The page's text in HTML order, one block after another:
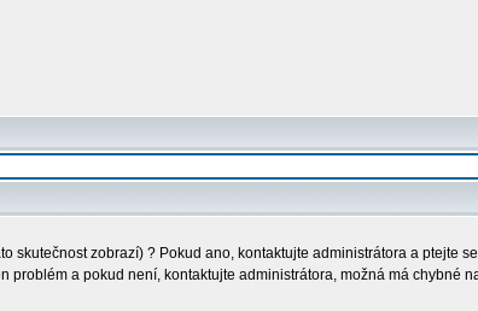
zobrazí) ? Pokud ano, kontaktujte administrátora a ptejte
a pokud není, kontaktujte administrátora, možná má chybné